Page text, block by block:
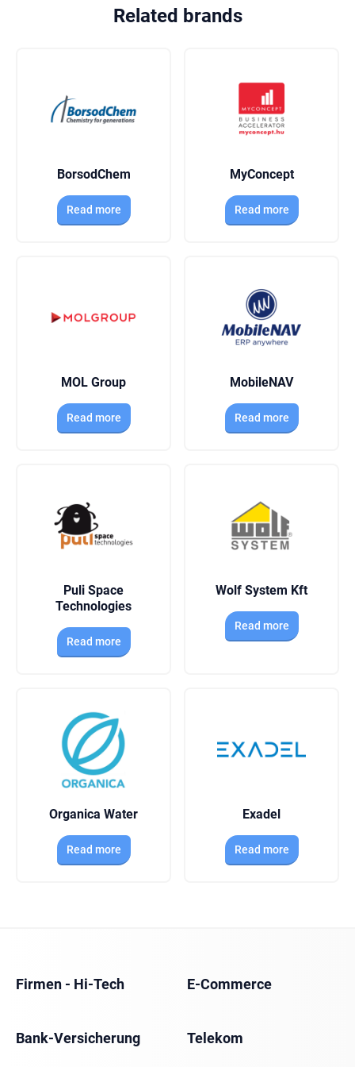
Related brands
BorsodChem
Read more
MyConcept
Read more
MOL Group
Read more
MobileNAV
Read more
Puli Space
Technologies
Read more
Wolf System Kft
Read more
Organica Water
Read more
Exadel
Read more
Firmen - Hi-Tech E-Commerce
Bank-Versicherung Telekom